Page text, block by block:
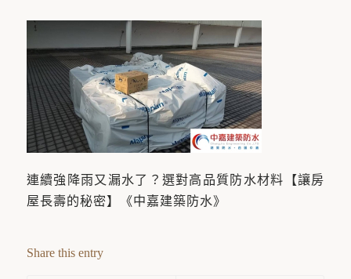
連續強降雨又漏水了？選對高品質防水材料【讓房
屋長壽的秘密】《中嘉建築防水》
Share this entry